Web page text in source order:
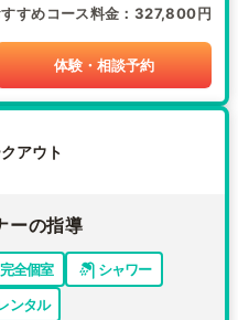
すめコース料金 327,800円
体験・相談予約
アウト
ーの指導
完全個室
シャワー
ンタル